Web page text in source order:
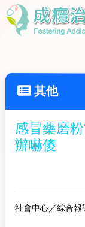
其他
感冒藥磨
辦嚇傻
社會中心／綜合